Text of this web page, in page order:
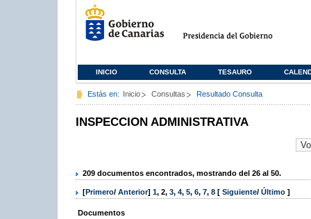
INICIO CONSULTA TESAURO
Estás en: Inicio Consultas Resultado Consulta
INSPECCION ADMINISTRATIVA
209 documentos encontrados, mostrando del 26 al 50.
[Primero/ Anterior] 1, 2, 3, 4, 5, 6, 7, 8 [ Siguiente/ Último ]
Documentos